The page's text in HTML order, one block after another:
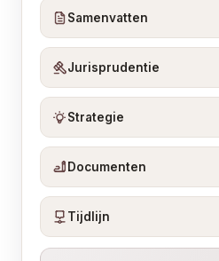
Samenvatten
Jurisprudentie
Strategie
Documenten
Tijdlijn